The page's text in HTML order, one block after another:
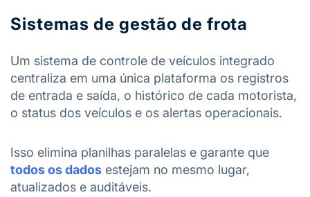
Sistemas de gestão de frota
Um sistema de controle de veículos integrado
centraliza em uma única plataforma os registros
de entrada e saída, o histórico de cada motorista,
o status dos veículos e os alertas operacionais.
Isso elimina planilhas paralelas e garante que
todos os dados estejam no mesmo lugar,
atualizados e auditáveis.